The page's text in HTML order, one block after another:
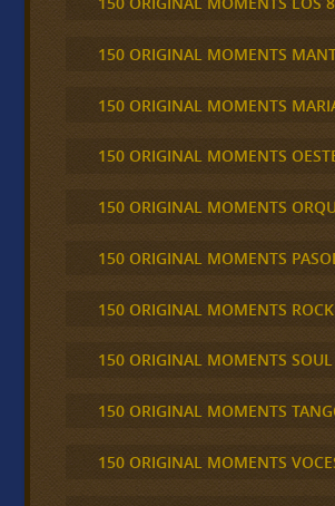
150 ORIGINAL MOMENTS
150 ORIGINAL MOMENTS
150 ORIGINAL MOMENTS
150 ORIGINAL MOMENTS
150 ORIGINAL MOMENTS
150 ORIGINAL MOMENTS ROCK
150 ORIGINAL MOMENTS SOUL
150 ORIGINAL MOMENTS
150 ORIGINAL MOMENTS